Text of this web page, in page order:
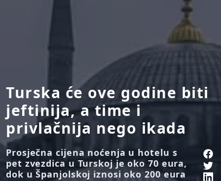
Turska će ove godine biti
jeftinija, a time i
privlačnija nego ikada
Prosječna cijena noćenja u hotelu s
pet zvezdica u Turskoj je oko 70 eura,
dok u Španjolskoj iznosi oko 200 eura